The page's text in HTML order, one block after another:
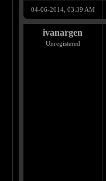
04-06-2014, 03:39 AM
ivanargen
Unregistered